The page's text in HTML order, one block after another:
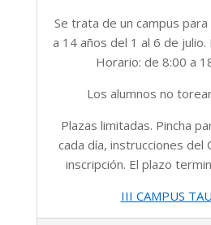
Se trata de un campus
a 14 años del 1 al 6 de
Horario: de 8:00 a
Los alumnos no
Plazas limitadas. Pincha
cada día, instrucciones del
inscripción. El plazo
III CAMPUS